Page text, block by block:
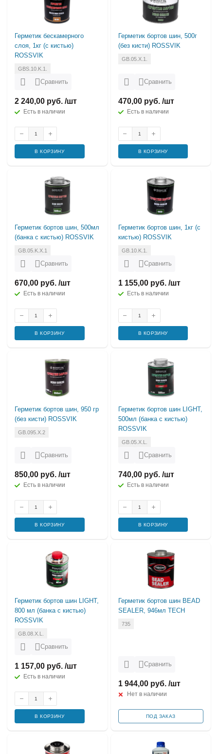
Герметик бескамерного
слоя, 1кг (с кистью)
ROSSVIK
GBS.10.K.1.
Сравнить
2 240,00 руб. /шт
Есть в наличии
В КОРЗИНУ
Герметик бортов шин, 500г
(без кисти) ROSSVIK
GB.05.X.1.
Сравнить
470,00 руб. /шт
Есть в наличии
В КОРЗИНУ
Герметик бортов шин, 500мл
(банка с кистью) ROSSVIK
GB.05.K.X.1
Сравнить
670,00 руб. /шт
Есть в наличии
В КОРЗИНУ
Герметик бортов шин, 1кг (с
кистью) ROSSVIK
GB.10.K.1.
Сравнить
1 155,00 руб. /шт
Есть в наличии
В КОРЗИНУ
Герметик бортов шин, 950 гр
(без кисти) ROSSVIK
GB.095.X.2
Сравнить
850,00 руб. /шт
Есть в наличии
В КОРЗИНУ
Герметик бортов шин LIGHT,
500мл (банка с кистью)
ROSSVIK
GB.05.X.L.
Сравнить
740,00 руб. /шт
Есть в наличии
В КОРЗИНУ
Герметик бортов шин LIGHT,
800 мл (банка с кистью)
ROSSVIK
GB.08.X.L.
Сравнить
1 157,00 руб. /шт
Есть в наличии
В КОРЗИНУ
Герметик бортов шин BEAD
SEALER, 946мл TECH
735
Сравнить
1 944,00 руб. /шт
Нет в наличии
ПОД ЗАКАЗ